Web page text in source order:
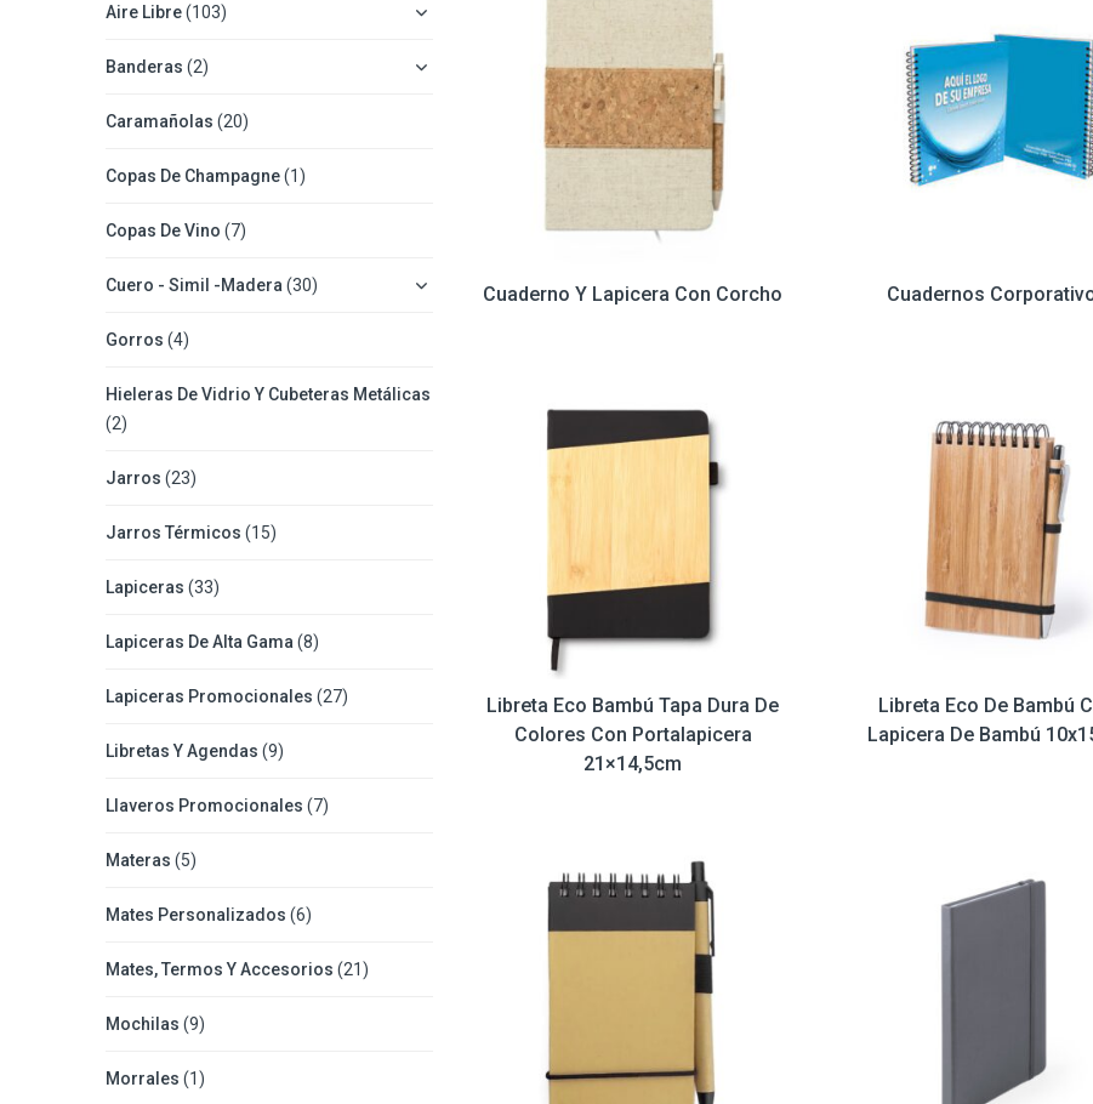
Aire Libre(103)
Banderas (2)
Caramañolas (20)
Copas De Champagne(1)
Copas De Vino (7)
Cuero - Simil -Madera (30)
Gorros (4)
Hieleras De Vidrio Y Cubeteras Metálicas
(2)
Jarros (23)
Jarros Térmicos (15)
Lapiceras (33)
Lapiceras De Alta Gama (8)
Lapiceras Promocionales (27)
Libretas Y Agendas (9)
Llaveros Promocionales (7)
Materas (5)
Mates Personalizados (6)
Mates, Termos Y Accesorios (21)
Mochilas (9)
Morrales (1)
Cuaderno Y Lapicera Con Corcho Cuadernos
Libreta Eco Bambú Tapa Dura De
Colores Con Portalapicera
21×14,5cm
Libreta Eco De Bambú
Lapicera De Bambú